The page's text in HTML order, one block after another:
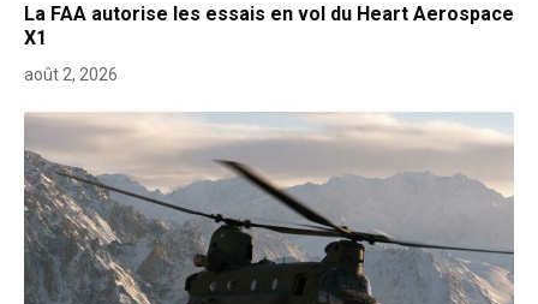
La FAA autorise les essais en vol du Heart Aerospace
X1
août 2, 2026